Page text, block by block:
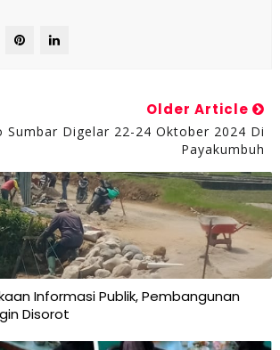
Older Article
Sumbar Digelar 22-24 Oktober 2024 Di
Payakumbuh
Informasi Publik, Pembangunan
Disorot